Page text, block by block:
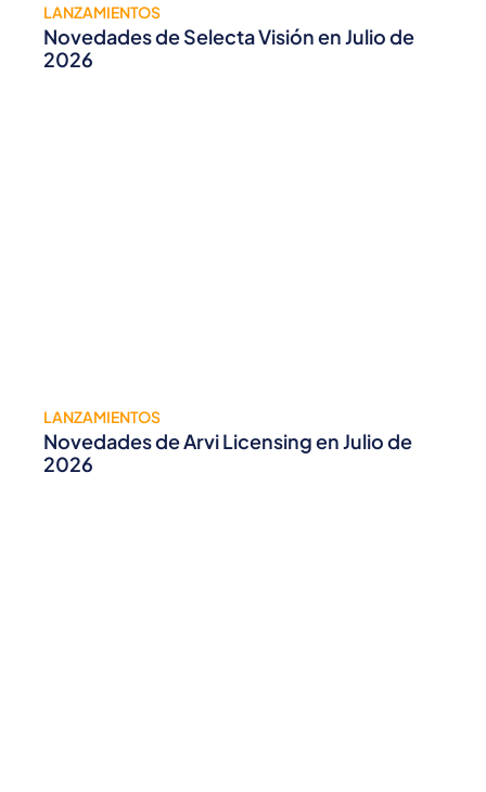
LANZAMIENTOS
Novedades de Selecta Visión en Julio de
2026
LANZAMIENTOS
Novedades de Arvi Licensing en Julio de
2026